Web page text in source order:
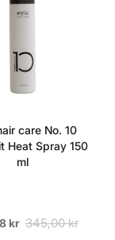
care No. 10
Heat Spray 150
ml
kr 345,00 kr